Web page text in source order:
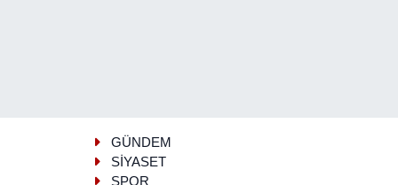
GÜNDEM
SİYASET
SPOR